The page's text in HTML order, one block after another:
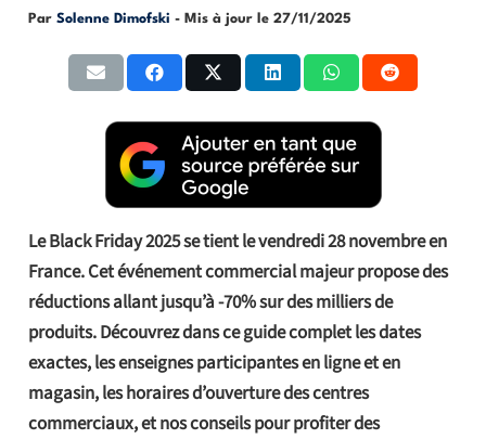
Par Solenne Dimofski - Mis à jour le 27/11/2025
Le Black Friday 2025 se tient le vendredi 28 novembre en
France. Cet événement commercial majeur propose des
réductions allant jusqu’à -70% sur des milliers de
produits. Découvrez dans ce guide complet les dates
exactes, les enseignes participantes en ligne et en
magasin, les horaires d’ouverture des centres
commerciaux, et nos conseils pour profiter des